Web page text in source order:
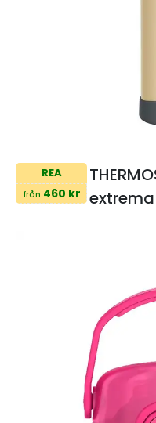
REA
från 460 kr